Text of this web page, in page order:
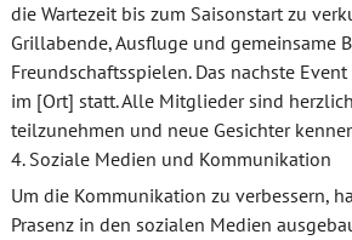
die Wartezeit bis zum Saisonstart zu
Grillabende, Ausfluge und gemeinsame
Freundschaftsspielen. Das nachste
im [Ort] statt. Alle Mitglieder sind
teilzunehmen und neue Gesichter
4. Soziale Medien und Kommunikation
Um die Kommunikation zu verbessern,
Prasenz in den sozialen Medien